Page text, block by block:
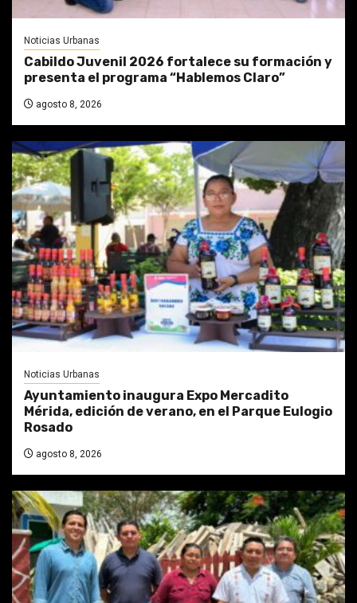
Noticias Urbanas
Cabildo Juvenil 2026 fortalece su formación y
presenta el programa “Hablemos Claro”
agosto 8, 2026
Noticias Urbanas
Ayuntamiento inaugura Expo Mercadito
Mérida, edición de verano, en el Parque Eulogio
Rosado
agosto 8, 2026